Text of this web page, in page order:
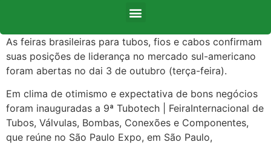
As feiras brasileiras para tubos, fios e cabos confirmam
suas posições de liderança no mercado sul-americano
foram abertas no dai 3 de outubro (terça-feira).
Em clima de otimismo e expectativa de bons negócios
foram inauguradas a 9ª Tubotech | FeiraInternacional de
Tubos, Válvulas, Bombas, Conexões e Componentes,
que reúne no São Paulo Expo, em São Paulo,